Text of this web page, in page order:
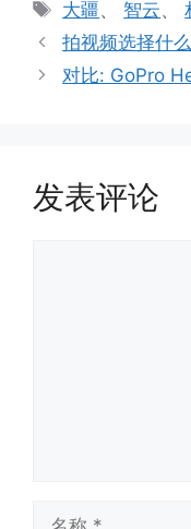
标
签
大疆、 智云、
拍视频选择什
对比: GoPro
发表评论